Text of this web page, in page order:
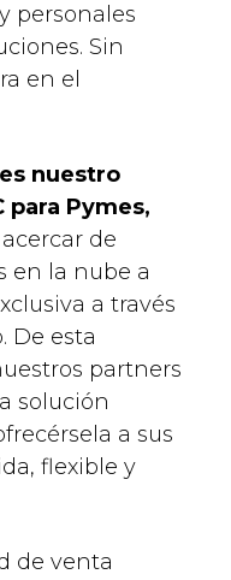
personales
Sin
en el
nuestro
Pymes,
de
en la nube a
a través
De esta
partners
solución
a sus
flexible y
de venta